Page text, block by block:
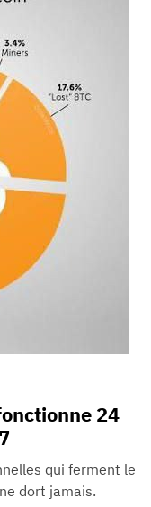
24
qui ferment le
dort jamais.